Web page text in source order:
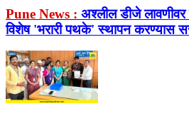
Pune News : अश्लील डीजे लावणीवर
विशेष 'भरारी पथके' स्थापन करण्यास